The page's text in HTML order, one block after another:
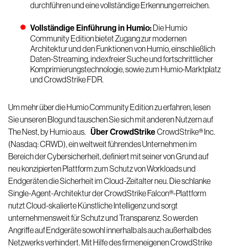
durchführen und eine vollständige Erkennung erreichen.
Vollständige Einführung in Humio: Die Humio
Community Edition bietet Zugang zur modernen
Architektur und den Funktionen von Humio, einschließlich
Daten-Streaming, indexfreier Suche und fortschrittlicher
Komprimierungstechnologie, sowie zum Humio-Marktplatz
und CrowdStrike FDR.
Um mehr über dieHumio Community Editionzu erfahren, lesen
Sie unserenBlogund tauschen Sie sich mit anderen Nutzern auf
The Nest, by Humioaus. Über CrowdStrikeCrowdStrike®Inc.
(Nasdaq: CRWD), ein weltweit führendes Unternehmen im
Bereich der Cybersicherheit, definiert mit seiner von Grund auf
neu konzipierten Plattform zum Schutz von Workloads und
Endgeräten die Sicherheit im Cloud-Zeitalter neu. Die schlanke
Single-Agent-Architektur der CrowdStrike Falcon®-Plattform
nutzt Cloud-skalierte Künstliche Intelligenz und sorgt
unternehmensweit für Schutz und Transparenz. So werden
Angriffe auf Endgeräte sowohl innerhalb als auch außerhalb des
Netzwerks verhindert. Mit Hilfe des firmeneigenen CrowdStrike